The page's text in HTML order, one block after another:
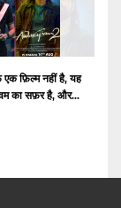
एक फ़िल्म नहीं है, यह
का सफ़र है, और...